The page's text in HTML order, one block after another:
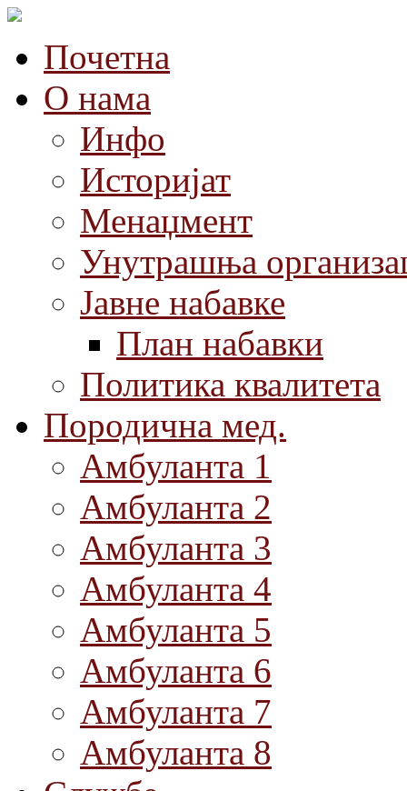
Почетна
О нама
Инфо
Историјат
Менаџмент
Унутрашња
Јавне набавке
План набавки
Политика квалитета
Породична мед.
Амбуланта 1
Амбуланта 2
Амбуланта 3
Амбуланта 4
Амбуланта 5
Амбуланта 6
Амбуланта 7
Амбуланта 8